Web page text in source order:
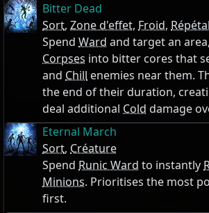
Bitter Dead
Sort, Zone d'effet, Froid,
Spend Ward and target an
Corpses into bitter cores that
and Chill enemies near them.
the end of their duration,
deal additional Cold damage
Eternal March
Sort, Créature
Spend Runic Ward to instantly
Minions. Prioritises the most
first.